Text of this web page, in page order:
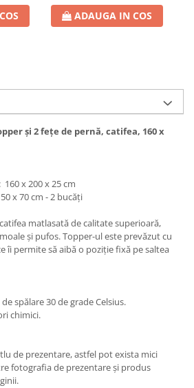
ADAUGA IN COS
și 2 fețe de pernă, catifea, 160 x
x 200 x 25 cm
70 cm - 2 bucăți
matlasată de calitate superioară,
și pufos. Topper-ul este prevăzut cu
îi permite să aibă o poziție fixă pe saltea
spălare 30 de grade Celsius.
chimici.
de prezentare, astfel pot exista mici
fotografia de prezentare și produs